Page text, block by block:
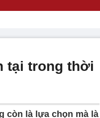
tại trong thời
còn là lựa chọn mà là